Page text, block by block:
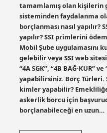
tamamlamış olan kişilerin
sisteminden faydalanma
borçlanması nasıl yapılır?
yapılır? SSI primlerini
Mobil Şube uygulamasını
gelebilir veya SSI web
“4A SGK”, “4B BAĞ-KUR”
yapabilirsiniz. Borç Türleri.
kimler yapabilir?
askerlik borcu için
borçlanabileceği en uzun…